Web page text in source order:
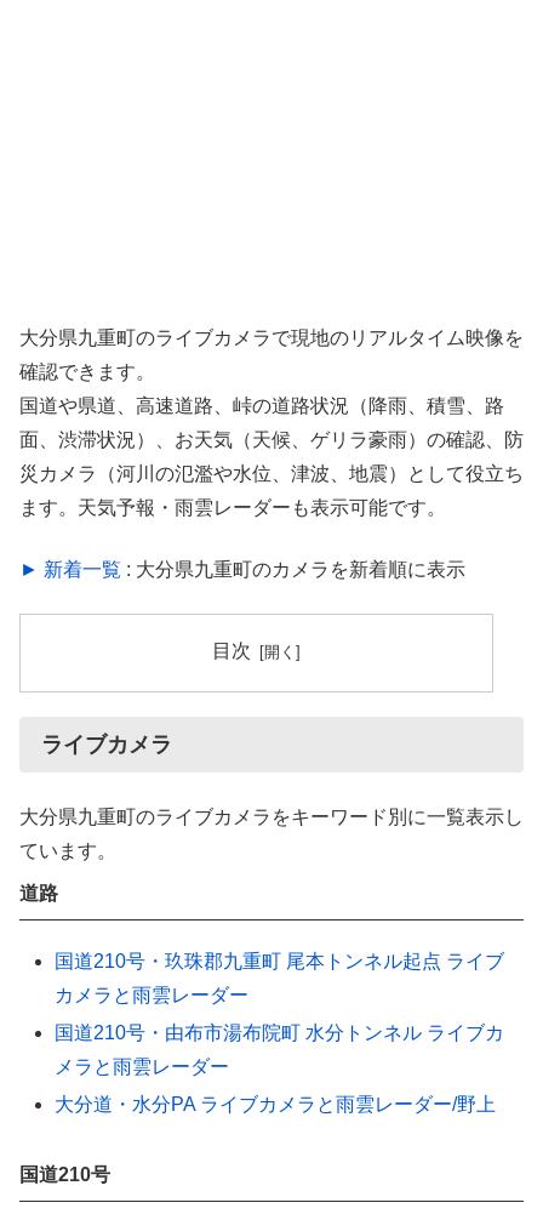
大分県九重町のライブカメラで現地のリアルタイム映像を
確認できます。
国道や県道、高速道路、峠の道路状況（降雨、積雪、路
面、渋滞状況）、お天気（天候、ゲリラ豪雨）の確認、防
災カメラ（河川の氾濫や水位、津波、地震）として役立ち
ます。天気予報・雨雲レーダーも表示可能です。
► 新着一覧 : 大分県九重町のカメラを新着順に表示
目次
ライブカメラ
大分県九重町のライブカメラをキーワード別に一覧表示し
ています。
道路
国道210号・玖珠郡九重町 尾本トンネル起点 ライブ
カメラと雨雲レーダー
国道210号・由布市湯布院町 水分トンネル ライブカ
メラと雨雲レーダー
大分道・水分PA ライブカメラと雨雲レーダー/野上
国道210号